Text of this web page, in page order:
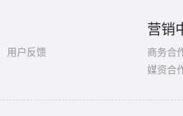
用户反馈
营销
商务合
媒资合